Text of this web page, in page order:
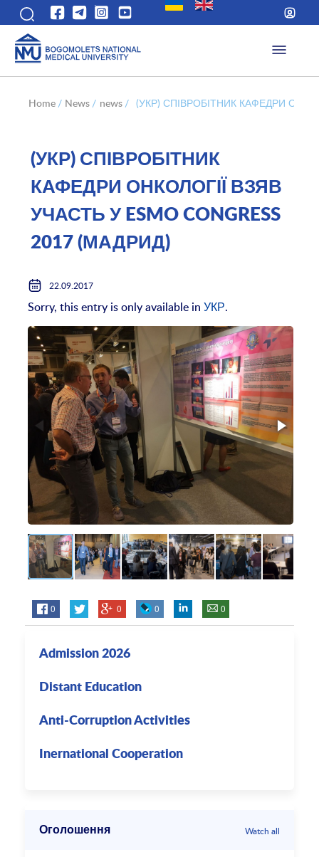
Home / News / news / (УКР) СПІВРОБІТНИК КАФЕДРИ
(УКР) СПІВРОБІТНИК
КАФЕДРИ ОНКОЛОГІЇ ВЗЯВ
УЧАСТЬ У ESMO CONGRESS
2017 (МАДРИД)
22.09.2017
Sorry, this entry is only available inУКР.
0 0 0 0
Admission 2026
Distant Education
Anti-Corruption Activities
Inernational Cooperation
Оголошення Watch all